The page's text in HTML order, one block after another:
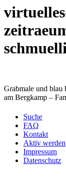
Grabmale und blau
am Bergkamp –
Suche
FAQ
Kontakt
Aktiv werden
Impressum
Datenschutz